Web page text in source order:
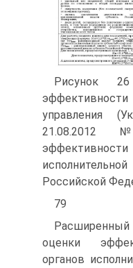
Рисунок
управления
Российской
79
Расширенный
оценки
органов